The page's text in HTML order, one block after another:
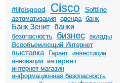
#lifeisgood Cisco
Softline
автоматизация аренда банк
Банк Зенит банки
безопасность бизнес
вклады
Всеобъемлющий Интернет
выставка Гарант инвестиции
инновации
интернет
интернет-магазин
информационная безопасность